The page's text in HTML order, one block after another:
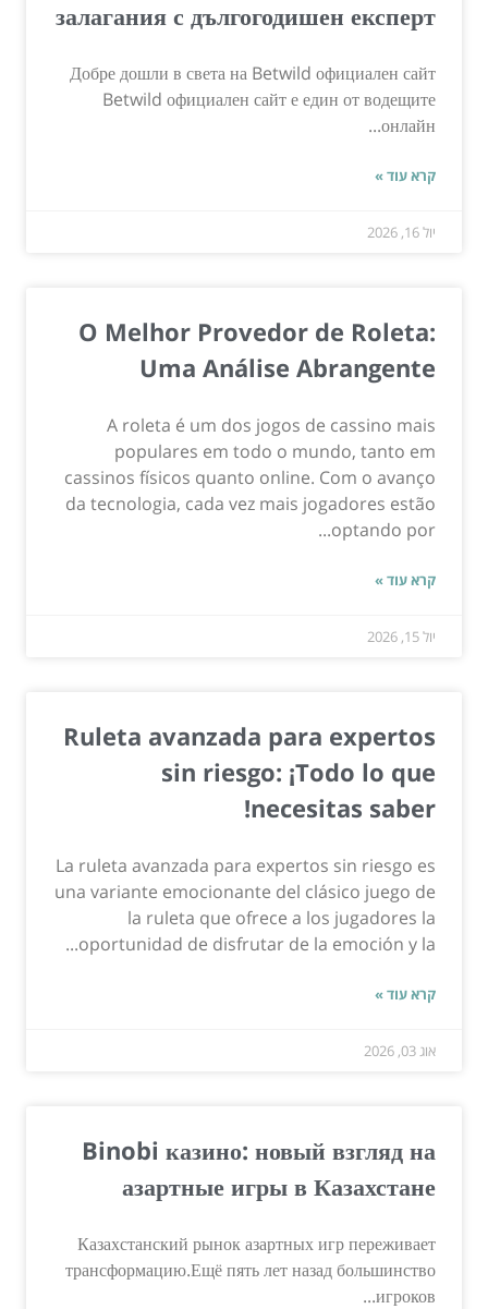
залагания с дългогодишен експерт
Добре дошли в света на Betwild официален сайт
Betwild официален сайт е един от водещите
онлайн...
קרא עוד »
יול 16, 2026
O Melhor Provedor de Roleta:
Uma Análise Abrangente
A roleta é um dos jogos de cassino mais
populares em todo o mundo, tanto em
cassinos físicos quanto online. Com o avanço
da tecnologia, cada vez mais jogadores estão
optando por...
קרא עוד »
יול 15, 2026
Ruleta avanzada para expertos
sin riesgo: ¡Todo lo que
necesitas saber!
La ruleta avanzada para expertos sin riesgo es
una variante emocionante del clásico juego de
la ruleta que ofrece a los jugadores la
oportunidad de disfrutar de la emoción y la...
קרא עוד »
אוג 03, 2026
Binobi казино: новый взгляд на
азартные игры в Казахстане
Казахстанский рынок азартных игр переживает
трансформацию.Ещё пять лет назад большинство
игроков...